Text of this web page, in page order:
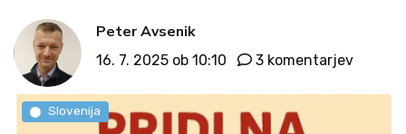
Peter Avsenik
16. 7. 2025 ob 10:10 3 komentarjev
Slovenija